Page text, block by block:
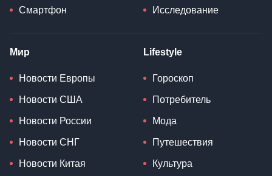
Смартфон Исследование
Мир
Новости Европы
Новости США
Новости России
Новости СНГ
Новости Китая
Lifestyle
Гороскоп
Потребитель
Мода
Путешествия
Культура